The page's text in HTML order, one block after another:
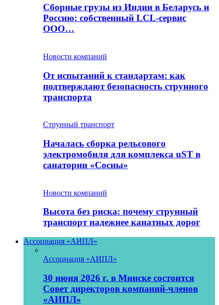
Сборные грузы из Индии в Беларусь и
Россию: собственный LCL-сервис
ООО…
Новости компаний
От испытаний к стандартам: как
подтверждают безопасность струнного
транспорта
Струнный транспорт
Началась сборка рельсового
электромобиля для комплекса uST в
санатории «Сосны»
Новости компаний
Высота без риска: почему струнный
транспорт надежнее канатных дорог
Ассоциация «АИПЛ»
Ассоциация «АИПЛ»
30 июня 2026 г. в Минске состоится
Совет директоров компаний-членов
«АИПЛ»